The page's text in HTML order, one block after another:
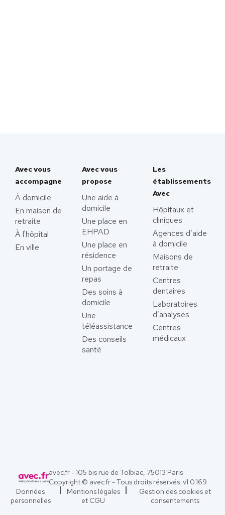
Avec vous
accompagne
À domicile
En maison de
retraite
À l'hôpital
En ville
Avec vous
propose
Une aide à
domicile
Une place en
EHPAD
Une place en
résidence
Un portage de
repas
Des soins à
domicile
Une
téléassistance
Des conseils
santé
Les
établissements
Avec
Hôpitaux et
cliniques
Agences d’aide
à domicile
Maisons de
retraite
Centres
dentaires
Laboratoires
d’analyses
Centres
médicaux
avec.fr - 105 bis rue de Tolbiac, 75013 Paris
Copyright © avec.fr - Tous droits réservés. v1.0.169
Données
personnelles
Mentions légales
et CGU
Gestion des cookies et
consentements